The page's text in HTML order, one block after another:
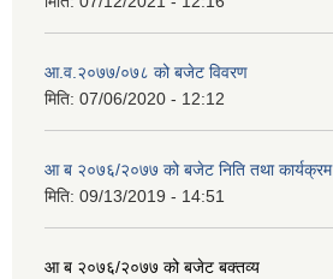
आ.व.२०७७/०७८ को बजेट विवरण
मिति: 07/06/2020 - 12:12
आ ब २०७६/२०७७ को बजेट निति तथा कार्यक्रम
मिति: 09/13/2019 - 14:51
आ ब २०७६/२०७७ को बजेट बक्तव्य